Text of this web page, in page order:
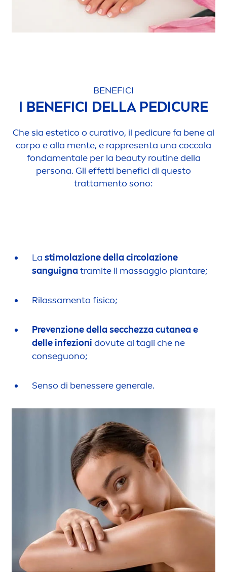
BENEFICI
I BENEFICI DELLA PEDICURE
Che sia estetico o curativo, il pedicure fa bene al
corpo e alla mente, e rappresenta una coccola
fondamentale per la beautyroutine della
persona. Gli effetti benefici di questo
trattamento sono:
La stimolazione della circolazione
sanguignatramite il massaggio plantare;
Rilassamento fisico;
Prevenzione della secchezza cutanea e
delle infezioni dovute ai tagli che ne
conseguono;
Senso di benessere generale.